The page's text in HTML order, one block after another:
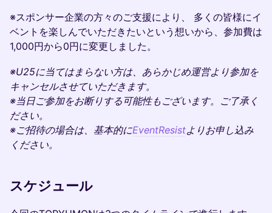
※スポンサー企業の方々のご支援により、 多くの皆様にイ
ベントを楽しんでいただきたいという想いから、参加費は
1,000円から0円に変更しました。
※U25に当てはまらない方は、あらかじめ運営より参加を
キャンセルさせていただきます。
※当日ご参加をお断りする可能性もございます。ご了承く
ださい。
※ご招待の場合は、基本的にEventResistよりお申し込み
ください。
スケジュール